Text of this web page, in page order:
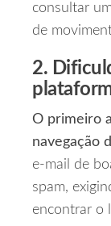
consultar
de
2.
O primeiro
navegação
e‑mail de
spam,
encontrar o